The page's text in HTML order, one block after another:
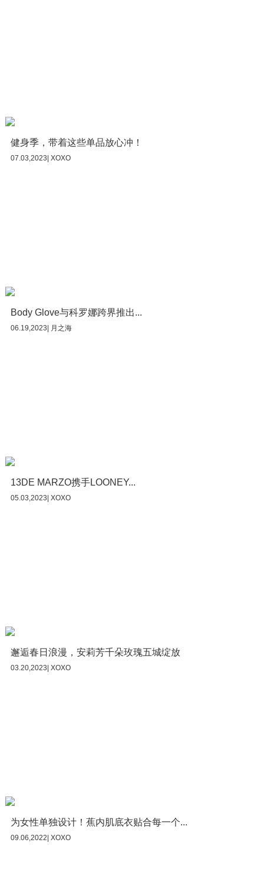
健身季，带着这些单品放心冲！
07.03,2023| XOXO
Body Glove与科罗娜跨界推出...
06.19,2023| 月之海
13DE MARZO携手LOONEY...
05.03,2023| XOXO
邂逅春日浪漫，安莉芳千朵玫瑰五城绽放
03.20,2023| XOXO
为女性单独设计！蕉内肌底衣贴合每一个...
09.06,2022| XOXO